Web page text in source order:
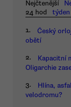
Nejčtenější
24 hod
týden
1.
Český
obětí
2.
Kapacitní
Oligarchie
3.
Hlína,
velodromu?